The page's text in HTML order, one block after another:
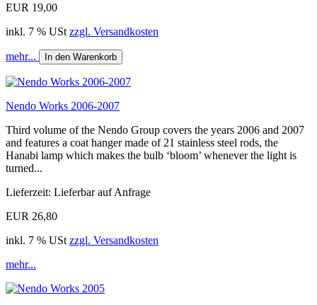
EUR 19,00
inkl. 7 % USt zzgl. Versandkosten
mehr... In den Warenkorb
Nendo Works 2006-2007
Third volume of the Nendo Group covers the years 2006 and 2007
and features a coat hanger made of 21 stainless steel rods, the
Hanabi lamp which makes the bulb ‘bloom’ whenever the light is
turned...
Lieferzeit: Lieferbar auf Anfrage
EUR 26,80
inkl. 7 % USt zzgl. Versandkosten
mehr...